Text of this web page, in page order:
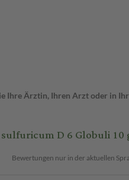
Ihre Ärztin, Ihren Arzt oder in
D 6 Globuli 10
Bewertungen nur in der aktuellen